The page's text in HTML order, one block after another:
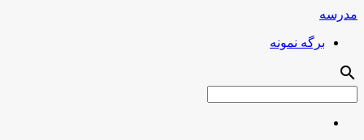
مدرسه
برگه نمونه
search